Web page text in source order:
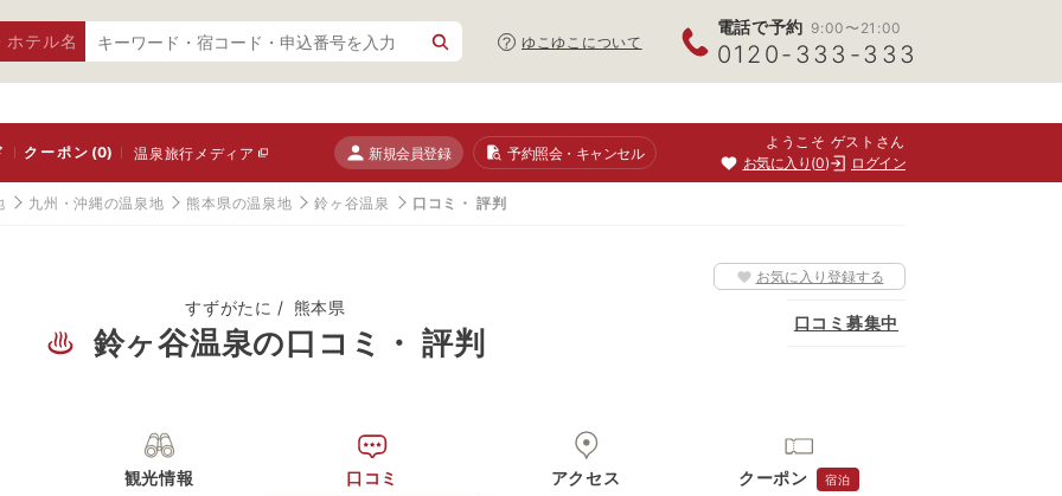
ホテル名 ゆこゆこについて
電話で予約 9:00〜21:00
0120-333-333
クーポン(0) 温泉旅行メディア 新規会員登録 予約照会・キャンセル
ようこそ ゲストさん
お気に入り 0 ログイン
九州・沖縄の温泉地 熊本県の温泉地 鈴ヶ谷温泉 口コミ・ 評判
すずがたに 熊本県
鈴ヶ谷温泉の口コミ・ 評判
お気に入り登録する
口コミ募集中
観光情報 口コミ アクセス クーポン 宿泊